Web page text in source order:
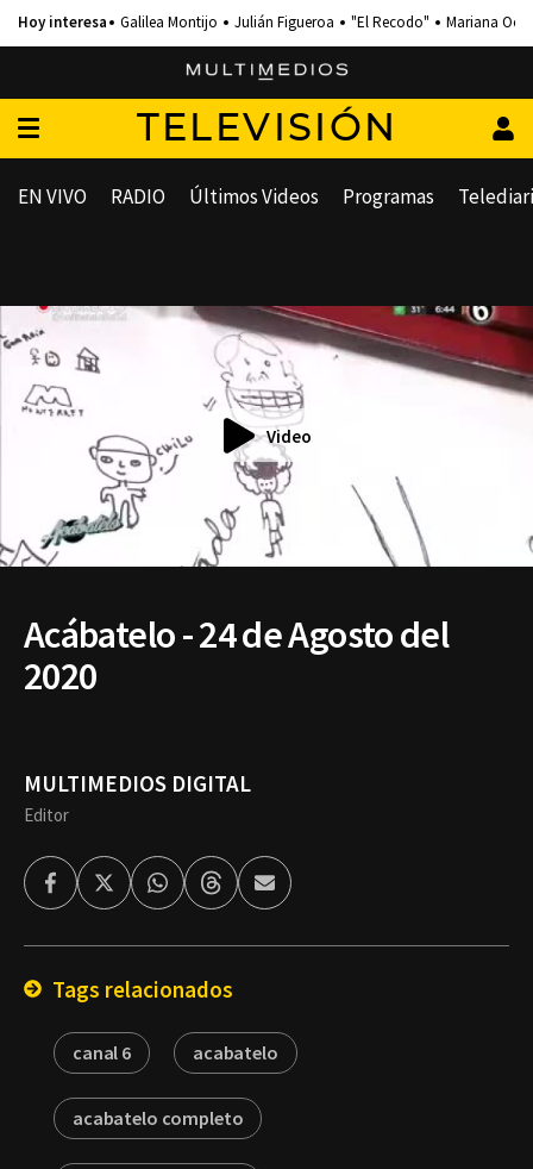
Galilea Montijo Julián Figueroa "El Recodo" Mariana
TELEVISIÓN
EN VIVO RADIO Últimos Videos Programas
Video
Acábatelo - 24 de Agosto del
2020
MULTIMEDIOS DIGITAL
Editor
FacebookTwitterWhatsappThreadsEnviar
por
Tags relacionados
canal 6 acabatelo
acabatelo completo